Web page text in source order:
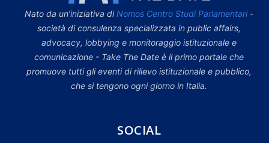
Nato da un’iniziativa di Nomos Centro Studi Parlamentari-
società di consulenza specializzata in public affairs,
advocacy, lobbying e monitoraggio istituzionale e
comunicazione - Take The Date è il primo portale che
promuove tutti gli eventi di rilievo istituzionale e pubblico,
che si tengono ogni giorno in Italia.
SOCIAL